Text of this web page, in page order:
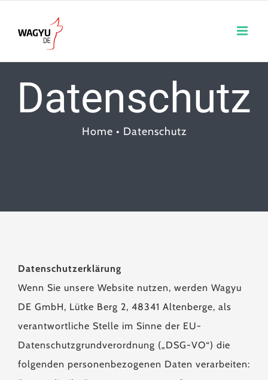
Datenschutz
Home • Datenschutz
Datenschutzerklärung
Wenn Sie unsere Website nutzen, werden Wagyu
DE GmbH, Lütke Berg 2, 48341 Altenberge, als
verantwortliche Stelle im Sinne der EU-
Datenschutzgrundverordnung („DSG-VO“) die
folgenden personenbezogenen Daten verarbeiten: